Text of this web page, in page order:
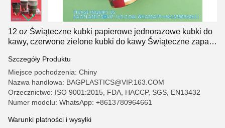
12 oz Świąteczne kubki papierowe jednorazowe kubki do
kawy, czerwone zielone kubki do kawy Świąteczne zapasy
Szczegóły Produktu
Miejsce pochodzenia: Chiny
Nazwa handlowa: BAGPLASTICS@VIP.163.COM
Orzecznictwo: ISO 9001:2015, FDA, HACCP, SGS, EN13432
Numer modelu: WhatsApp: +8613780964661
Warunki płatności i wysyłki